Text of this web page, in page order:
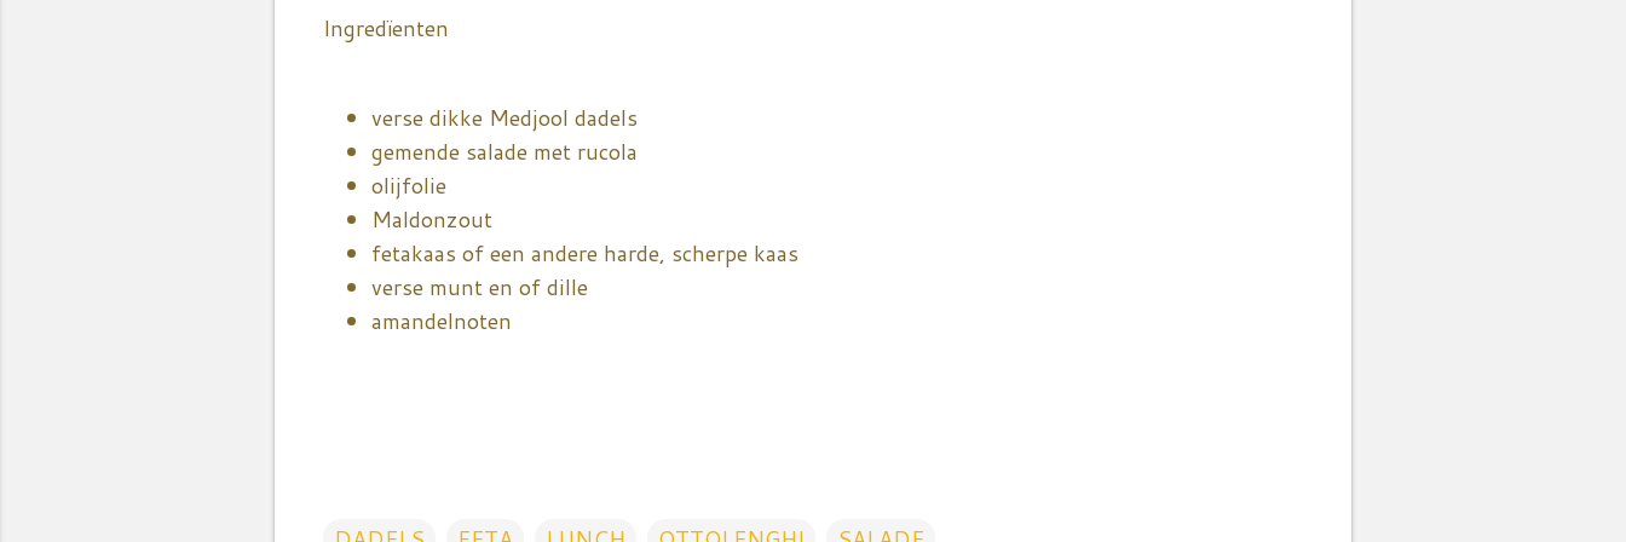
Ingredïenten
verse dikke Medjool dadels
gemende salade met rucola
olijfolie
Maldonzout
fetakaas of een andere harde, scherpe kaas
verse munt en of dille
amandelnoten